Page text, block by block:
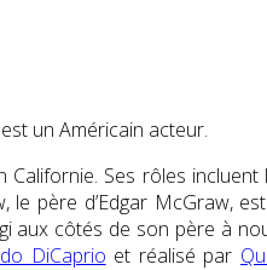
un Américain acteur.
Ses rôles
père d’Edgar McGraw,
aux côtés de son père à
DiCaprio et réalisé par